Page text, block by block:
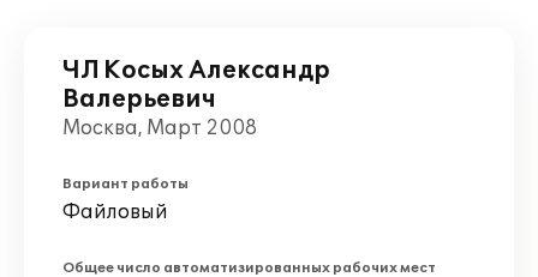
ЧЛ Косых Александр
Валерьевич
Москва, Март 2008
Вариант работы
Файловый
Общее число автоматизированных рабочих мест